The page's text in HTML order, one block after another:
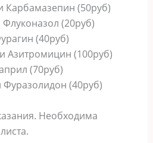
Карбамазепин (50руб)
(20руб)
(40руб)
Азитромицин (100руб)
(70руб)
(40руб)
Необходима